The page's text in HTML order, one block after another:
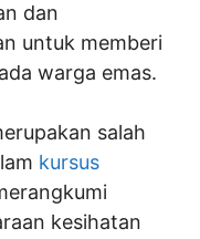
dan
untuk memberi
warga emas.
salah
kursus
kesihatan